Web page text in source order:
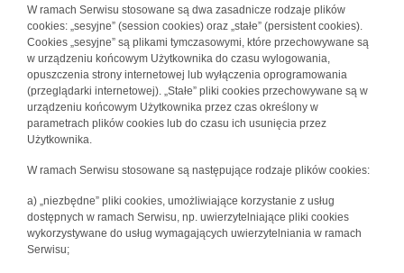
W ramach Serwisu stosowane są dwa zasadnicze rodzaje plików
cookies: „sesyjne” (session cookies) oraz „stałe” (persistent cookies).
Cookies „sesyjne” są plikami tymczasowymi, które przechowywane są
w urządzeniu końcowym Użytkownika do czasu wylogowania,
opuszczenia strony internetowej lub wyłączenia oprogramowania
(przeglądarki internetowej). „Stałe” pliki cookies przechowywane są w
urządzeniu końcowym Użytkownika przez czas określony w
parametrach plików cookies lub do czasu ich usunięcia przez
Użytkownika.
W ramach Serwisu stosowane są następujące rodzaje plików cookies:
a) „niezbędne” pliki cookies, umożliwiające korzystanie z usług
dostępnych w ramach Serwisu, np. uwierzytelniające pliki cookies
wykorzystywane do usług wymagających uwierzytelniania w ramach
Serwisu;